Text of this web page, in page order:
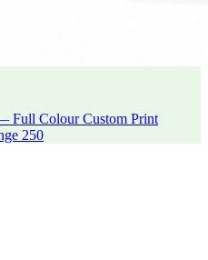
Full Colour Custom Print
250